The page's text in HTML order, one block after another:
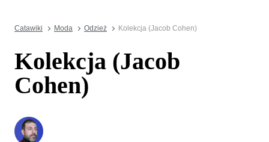
Catawiki Moda Odzież Kolekcja (Jacob Cohen)
Kolekcja (Jacob
Cohen)